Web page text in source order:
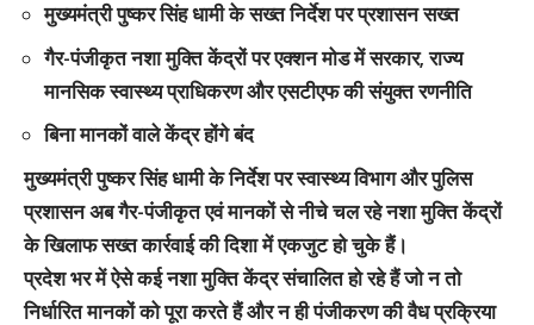
मुख्यमंत्री पुष्कर सिंह धामी के सख्त निर्देश पर प्रशासन सख्त
गैर-पंजीकृत नशा मुक्ति केंद्रों पर एक्शन मोड में सरकार, राज्य
मानसिक स्वास्थ्य प्राधिकरण और एसटीएफ की संयुक्त रणनीति
बिना मानकों वाले केंद्र होंगे बंद
मुख्यमंत्री पुष्कर सिंह धामी के निर्देश पर स्वास्थ्य विभाग और पुलिस
प्रशासन अब गैर-पंजीकृत एवं मानकों से नीचे चल रहे नशा मुक्ति केंद्रों
के खिलाफ सख्त कार्रवाई की दिशा में एकजुट हो चुके हैं।
प्रदेश भर में ऐसे कई नशा मुक्ति केंद्र संचालित हो रहे हैं जो न तो
निर्धारित मानकों को पूरा करते हैं और न ही पंजीकरण की वैध प्रक्रिया